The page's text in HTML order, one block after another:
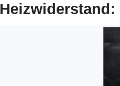
Heizwiderstand: